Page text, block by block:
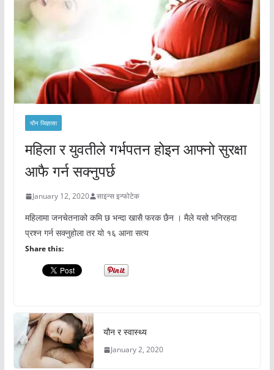
यौन जिज्ञासा
महिला र युवतीले गर्भपतन होइन आफ्नो सुरक्षा
आफै गर्न सक्नुपर्छ
January 12, 2020 साइन्स इन्फोटेक
महिलामा जनचेतनाको कमि छ भन्दा खासै फरक छैन । मैले यसो भनिरहदा
प्रश्न गर्न सक्नुहोला तर यो १६ आना सत्य
Share this:
यौन र स्वास्थ्य
January 2, 2020